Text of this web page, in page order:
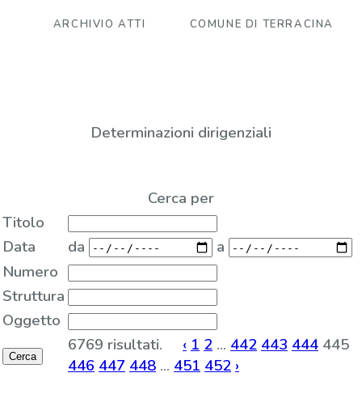
ARCHIVIO ATTI COMUNE DI TERRACINA
Determinazioni dirigenziali
Cerca per
Titolo
Data
da
a
Numero
Struttura
Oggetto
6769 risultati. ‹ 1 2 ... 442 443 444 445
446 447 448 ... 451 452 ›